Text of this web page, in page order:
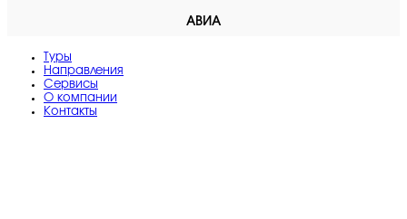
АВИА
Туры
Направления
Сервисы
O компании
Контакты